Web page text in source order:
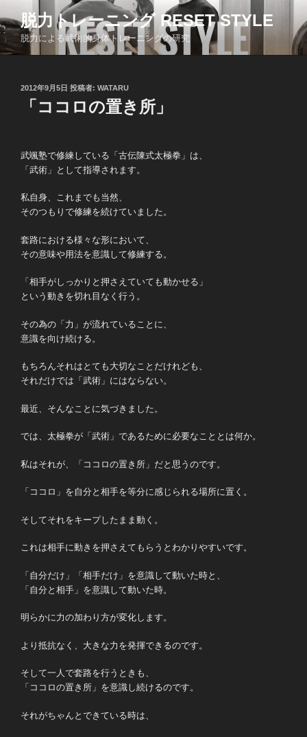
ン
テ
ン
脱力トレーニング RESET STYLE
脱力による武術的身体トレーニングの研究
投
2012年9月5日 投稿者: WATARU
「ココロの置き所」
武颯塾で修練している「古伝陳式太極拳」は、
「武術」として指導されます。
私自身、これまでも当然、
そのつもりで修練を続けていました。
套路における様々な形において、
その意味や用法を意識して修練する。
「相手がしっかりと押さえていても動かせる」
という動きを切れ目なく行う。
その為の「力」が流れていることに、
意識を向け続ける。
もちろんそれはとても大切なことだけれども、
それだけでは「武術」にはならない。
最近、そんなことに気づきました。
では、太極拳が「武術」であるために必要なこととは何か。
私はそれが、「ココロの置き所」だと思うのです。
「ココロ」を自分と相手を等分に感じられる場所に置く。
そしてそれをキープしたまま動く。
これは相手に動きを押さえてもらうとわかりやすいです。
「自分だけ」「相手だけ」を意識して動いた時と、
「自分と相手」を意識して動いた時。
明らかに力の加わり方が変化します。
より抵抗なく、大きな力を発揮できるのです。
そして一人で套路を行うときも、
「ココロの置き所」を意識し続けるのです。
それがちゃんとできている時は、